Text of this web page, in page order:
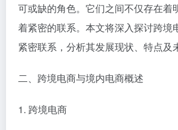
可或缺的角色。它们之间不仅存在着
着紧密的联系。本文将深入探讨跨境
紧密联系，分析其发展现状、特点及
二、跨境电商与境内电商概述
1. 跨境电商